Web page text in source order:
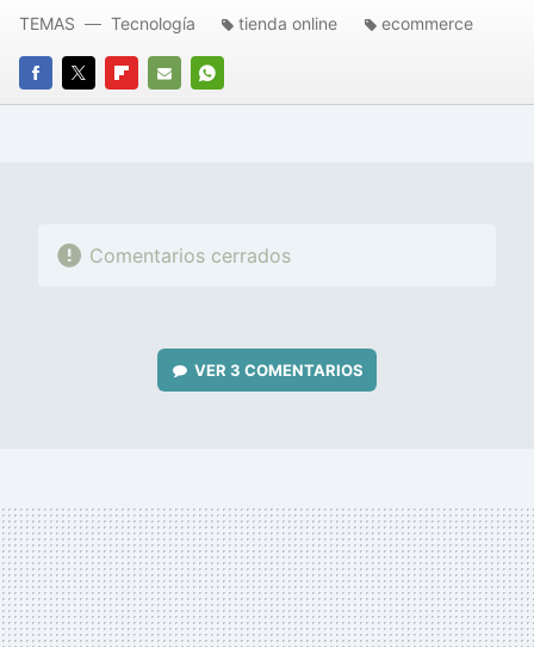
FACEBOOK
TWITTERFLIPBOARD
E-
WHATSAPP
TEMAS Tecnología tienda online ecommerce
Comentarios cerrados
VER 3 COMENTARIOS